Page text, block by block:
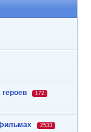
172
2533